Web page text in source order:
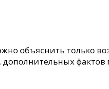
объяснить только